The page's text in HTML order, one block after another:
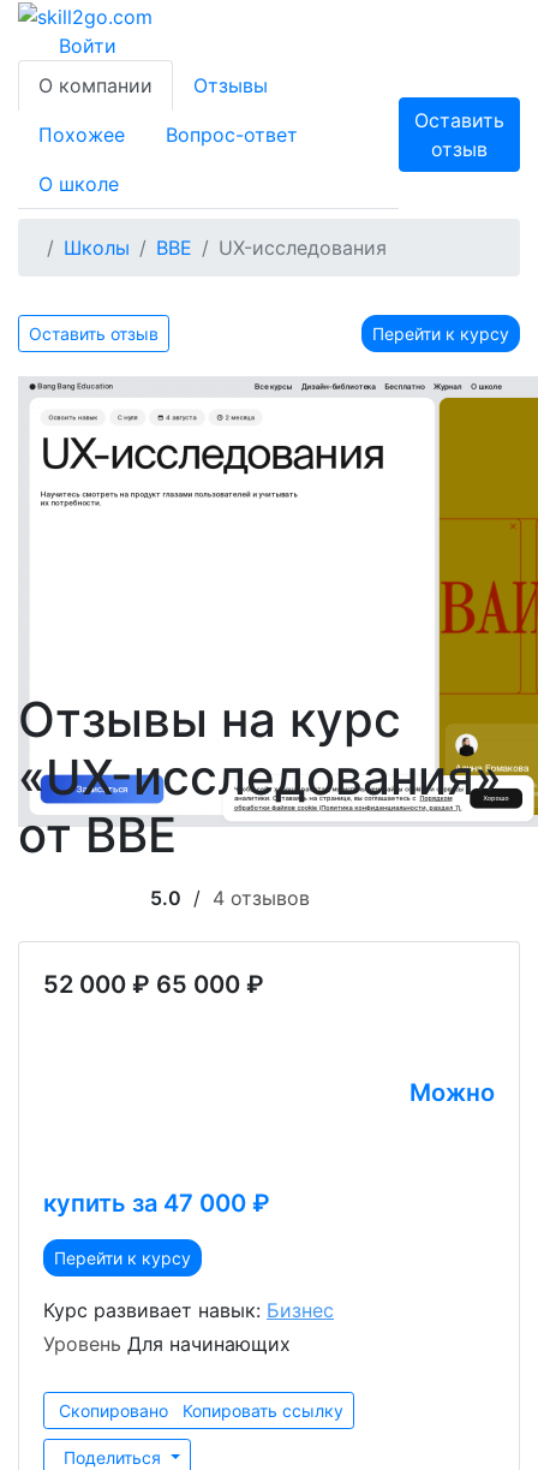
Войти
О компании
Отзывы
Похожее Вопрос-ответ
О школе
Оставить
отзыв
Школы BBE UX-исследования
Оставить отзыв Перейти к курсу
Отзывы на курс
«UX-исследования»
от BBE
5.0 / 4 отзывов
52 000 ₽ 65 000 ₽
Можно
купить за 47 000 ₽
Перейти к курсу
Курс развивает навык: Бизнес
Уровень Для начинающих
Скопировано Копировать ссылку
Поделиться